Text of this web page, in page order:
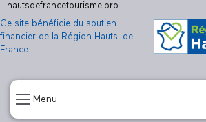
Menu
hautsdefrancetourisme.pro
Ce site bénéficie du soutien
financier de la Région Hauts-de-
France